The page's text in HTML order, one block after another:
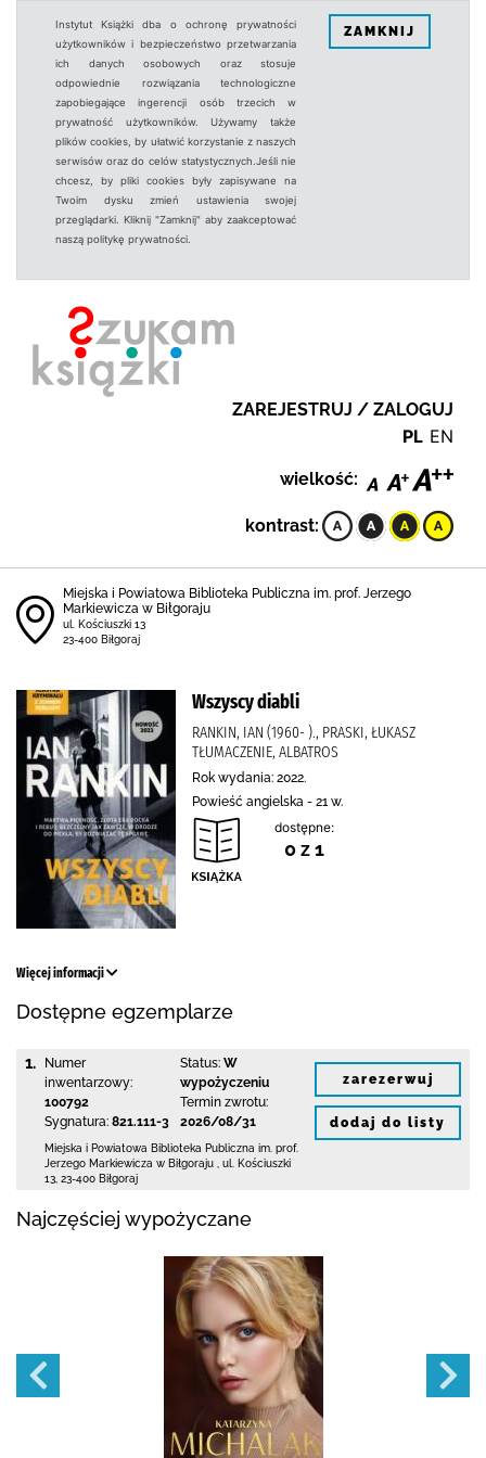
Instytut Książki dba o ochronę prywatności
użytkowników i bezpieczeństwo przetwarzania
ich danych osobowych oraz stosuje
odpowiednie rozwiązania technologiczne
zapobiegające ingerencji osób trzecich w
prywatność użytkowników. Używamy także
plików cookies, by ułatwić korzystanie z naszych
serwisów oraz do celów statystycznych.Jeśli nie
chcesz, by pliki cookies były zapisywane na
Twoim dysku zmień ustawienia swojej
przeglądarki. Kliknij "Zamknij" aby zaakceptować
naszą politykę prywatności.
ZAMKNIJ
ZAREJESTRUJ / ZALOGUJ
PL EN
wielkość:
kontrast:
Miejska i Powiatowa Biblioteka Publiczna im. prof. Jerzego
Markiewicza w Biłgoraju
ul. Kościuszki 13
23-400 Biłgoraj
Wszyscy diabli
RANKIN, IAN (1960- )., PRASKI, ŁUKASZ
TŁUMACZENIE, ALBATROS
Rok wydania: 2022.
Powieść angielska - 21 w.
dostępne:
0 z 1
Więcej informacji
Dostępne egzemplarze
1.
Numer
inwentarzowy:
100792
Sygnatura: 821.111-3
Status: W
wypożyczeniu
Termin zwrotu:
2026/08/31
Miejska i Powiatowa Biblioteka Publiczna im. prof.
Jerzego Markiewicza w Biłgoraju
ul. Kościuszki
13 23-400 Biłgoraj
zarezerwuj
dodaj do listy
Najczęściej wypożyczane